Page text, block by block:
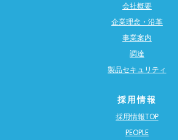
会社概要
企業理念・沿革
事業案内
調達
製品セキュリティ
採用情報
採用情報TOP
PEOPLE